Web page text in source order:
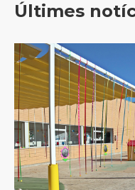
Últimes